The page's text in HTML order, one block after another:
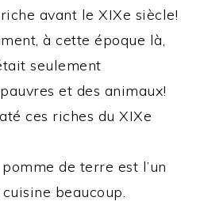
avant le XIXe siècle!
à cette époque là,
seulement
et des animaux!
ces riches du XIXe
de terre est l’un
beaucoup.